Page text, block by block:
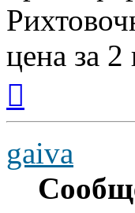
цена за
началу
gaiva